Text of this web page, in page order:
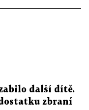
další dítě.
zbraní